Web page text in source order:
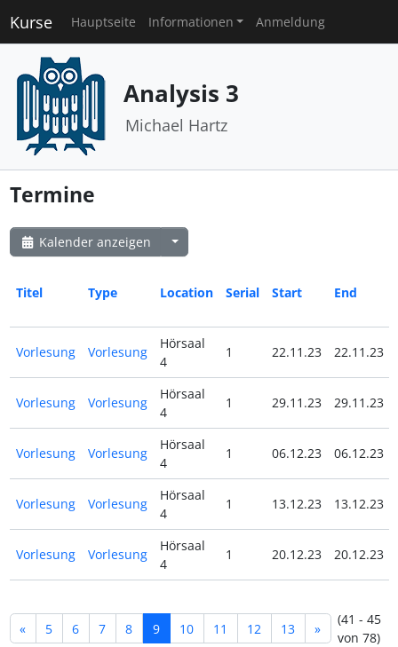
Kurse Hauptseite Informationen Anmeldung
Analysis 3
Michael Hartz
Termine
Kalender anzeigen
Titel Type Location Serial Start End
Vorlesung Vorlesung
Hörsaal
4
1 22.11.23 22.11.23
Vorlesung Vorlesung
Hörsaal
4
1 29.11.23 29.11.23
Vorlesung Vorlesung
Hörsaal
4
1 06.12.23 06.12.23
Vorlesung Vorlesung
Hörsaal
4
1 13.12.23 13.12.23
Vorlesung Vorlesung
Hörsaal
4
1 20.12.23 20.12.23
« 5 6 7 8 9 10 11 12 13 »
(41 - 45
von 78)